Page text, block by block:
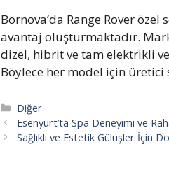
Bornova’da Range Rover
avantaj oluşturmaktadır.
dizel, hibrit ve tam elektrikli
Böylece her model için
Kategoriler
Diğer
Esenyurt’ta Spa Deneyimi ve
Sağlıklı ve Estetik Gülüşler İçin